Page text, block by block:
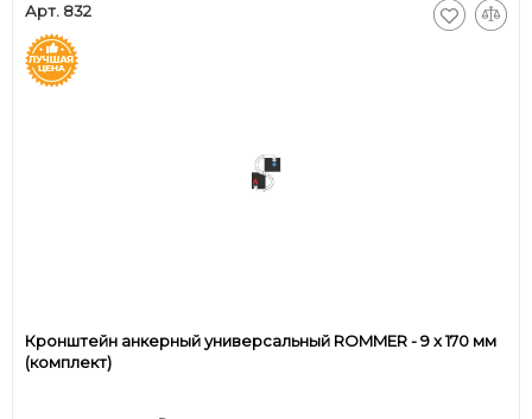
Арт. 832
Кронштейн анкерный универсальный ROMMER - 9 x 170 мм
(комплект)